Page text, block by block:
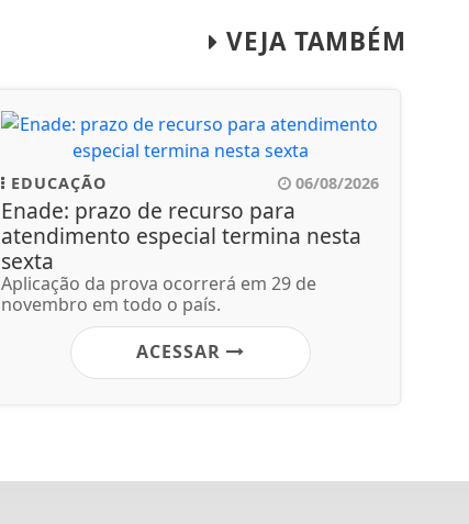
VEJA TAMBÉM
EDUCAÇÃO 06/08/2026
Enade: prazo de recurso para
atendimento especial termina nesta
sexta
Aplicação da prova ocorrerá em 29 de
novembro em todo o país.
ACESSAR